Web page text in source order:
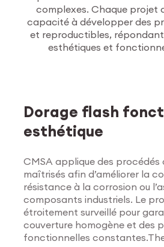
surface
Explorer les
complexes. Chaque projet
capacité à développer des
et reproductibles,
esthétiques et
Dorage flash
esthétique
CMSA applique des procédés
maîtrisés afin d’améliorer la
résistance à la corrosion ou
composants industriels. Le procédé est
étroitement surveillé pour
couverture homogène et des
fonctionnelles